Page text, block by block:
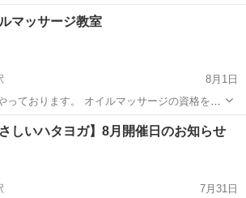
楽ちん♫ お金も送迎も楽になる！ とお考えの
野駅 その他 ママ
マッサージ教室
8月1日
イルマッサージの資格を取
めたい方、将来本業として働きたい方の為に
サージ歴10年
駅 美容健康 民間
さしいハタヨガ】8月開催日のお知らせ
7月31日